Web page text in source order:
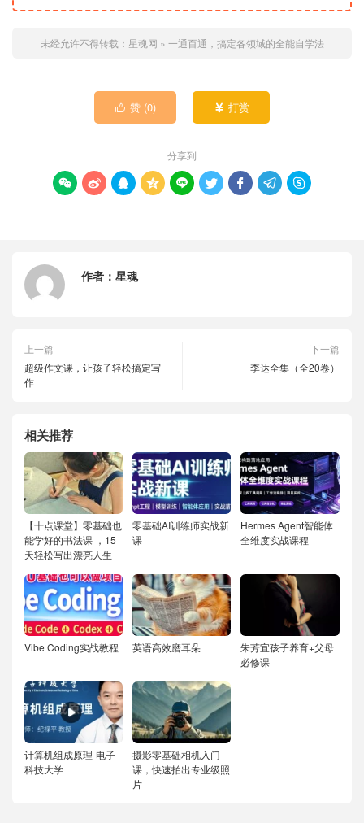
未经允许不得转载： 星魂网 » 一通百通，搞定各领域的全能自学法
 赞 (0)  打赏
分享到
        
作者： 星魂
上一篇
超级作文课，让孩子轻松搞定写
作
下一篇
李达全集（全20卷）
相关推荐
【十点课堂】零基础也
能学好的书法课 ，15
天轻松写出漂亮人生
零基础AI训练师实战新
课
Hermes Agent智能体
全维度实战课程
Vibe Coding实战教程 英语高效磨耳朵
朱芳宜孩子养育+父母
必修课
计算机组成原理-电子
科技大学
摄影零基础相机入门
课，快速拍出专业级照
片